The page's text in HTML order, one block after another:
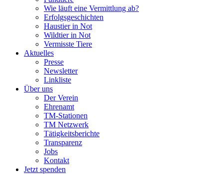
Wie läuft eine Vermittlung ab?
Erfolgsgeschichten
Haustier in Not
Wildtier in Not
Vermisste Tiere
Aktuelles
Presse
Newsletter
Linkliste
Über uns
Der Verein
Ehrenamt
TM-Stationen
TM Netzwerk
Tätigkeitsberichte
Transparenz
Jobs
Kontakt
Jetzt spenden